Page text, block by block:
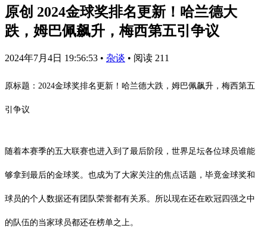
原创 2024金球奖排名更新！哈兰德大
跌，姆巴佩飙升，梅西第五引争议
2024年7月4日 19:56:53 • 杂谈 • 阅读 211
原标题：2024金球奖排名更新！哈兰德大跌，姆巴佩飙升，梅西第五
引争议
随着本赛季的五大联赛也进入到了最后阶段，世界足坛各位球员谁能
够拿到最后的金球奖。也成为了大家关注的焦点话题，毕竟金球奖和
球员的个人数据还有团队荣誉都有关系。所以现在还在欧冠四强之中
的队伍的当家球员都还在榜单之上。